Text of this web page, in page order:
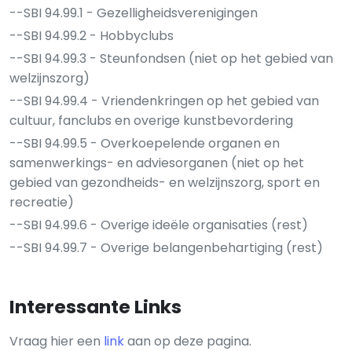
--SBI 94.99.1 - Gezelligheidsverenigingen
--SBI 94.99.2 - Hobbyclubs
--SBI 94.99.3 - Steunfondsen (niet op het gebied van
welzijnszorg)
--SBI 94.99.4 - Vriendenkringen op het gebied van
cultuur, fanclubs en overige kunstbevordering
--SBI 94.99.5 - Overkoepelende organen en
samenwerkings- en adviesorganen (niet op het
gebied van gezondheids- en welzijnszorg, sport en
recreatie)
--SBI 94.99.6 - Overige ideële organisaties (rest)
--SBI 94.99.7 - Overige belangenbehartiging (rest)
Interessante Links
Vraag hier een linkaan op deze pagina.